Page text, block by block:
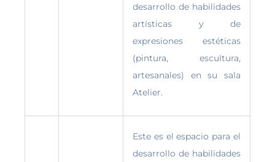
desarrollo de habilidades
artísticas y de
expresiones estéticas
(pintura, escultura,
artesanales) en su sala
Atelier.
Este es el espacio para el
desarrollo de habilidades